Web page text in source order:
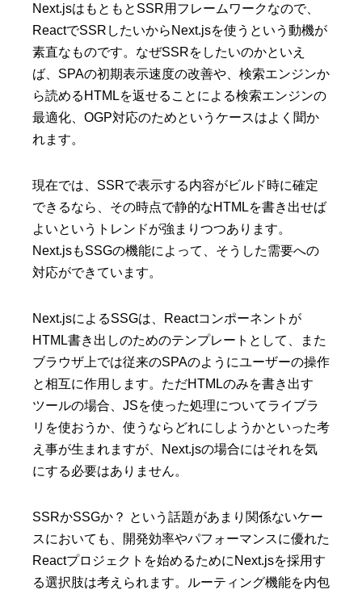
Next.jsはもともとSSR用フレームワークなので、
ReactでSSRしたいからNext.jsを使うという動機が
素直なものです。なぜSSRをしたいのかといえ
ば、SPAの初期表示速度の改善や、検索エンジンか
ら読めるHTMLを返せることによる検索エンジンの
最適化、OGP対応のためというケースはよく聞か
れます。
現在では、SSRで表示する内容がビルド時に確定
できるなら、その時点で静的なHTMLを書き出せば
よいというトレンドが強まりつつあります。
Next.jsもSSGの機能によって、そうした需要への
対応ができています。
Next.jsによるSSGは、Reactコンポーネントが
HTML書き出しのためのテンプレートとして、また
ブラウザ上では従来のSPAのようにユーザーの操作
と相互に作用します。ただHTMLのみを書き出す
ツールの場合、JSを使った処理についてライブラ
リを使おうか、使うならどれにしようかといった考
え事が生まれますが、Next.jsの場合にはそれを気
にする必要はありません。
SSRかSSGか？ という話題があまり関係ないケー
スにおいても、開発効率やパフォーマンスに優れた
Reactプロジェクトを始めるためにNext.jsを採用す
る選択肢は考えられます。ルーティング機能を内包